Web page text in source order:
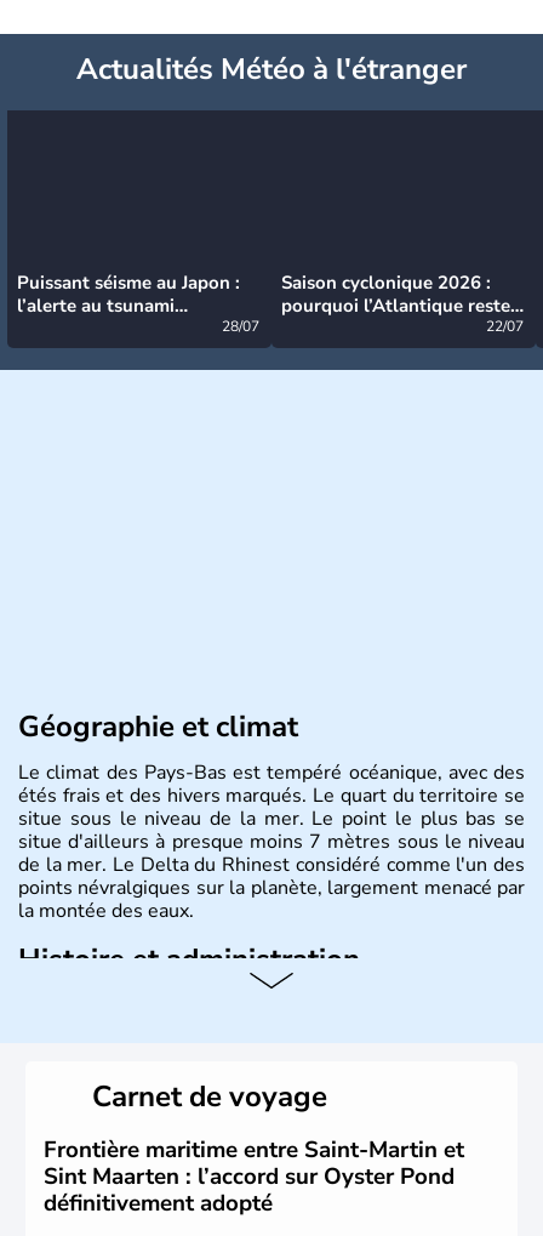
Actualités Météo à l'étranger
Puissant séisme au Japon :
l’alerte au tsunami
28/07
Saison cyclonique 2026 :
pourquoi l’Atlantique reste
22/07
Géographie et climat
Le climat des Pays-Bas est tempéré océanique, avec des
étés frais et des hivers marqués. Le quart du territoire se
situe sous le niveau de la mer. Le point le plus bas se
situe d'ailleurs à presque moins 7 mètres sous le niveau
de la mer. Le Delta du Rhinest considéré comme l'un des
points névralgiques sur la planète, largement menacé par
la montée des eaux.
Histoire et administration
rôle dans la construction européenne. Le pays est
représenté par le Roi Willem-Alexander.depuis le 30
avril 2013.
Carnet de voyage
Frontière maritime entre Saint-Martin et
Sint Maarten : l’accord sur Oyster Pond
définitivement adopté